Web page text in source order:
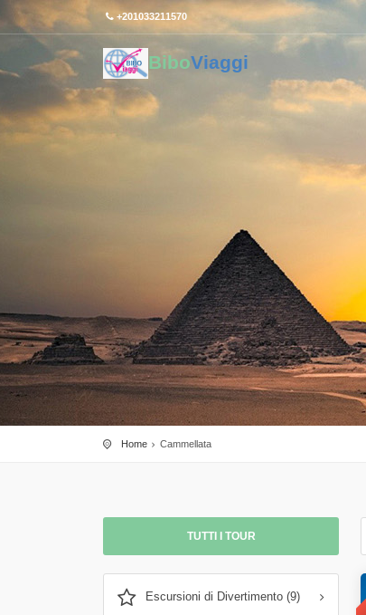
+201033211570
BiboViaggi
Home Cammellata
TUTTI I TOUR
Escursioni di Divertimento (9)